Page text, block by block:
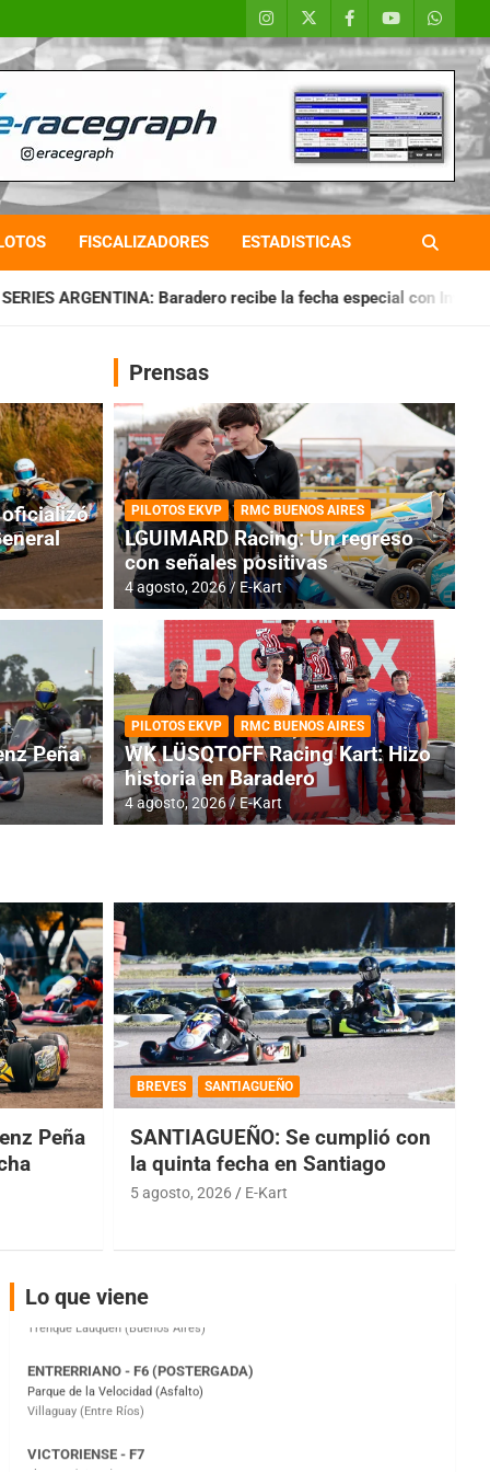
FISCALIZADORES ESTADISTICAS
recibe la fecha especial con Invitados CHAQUEÑO
RMC BUENOS AIRES
Cerró una jornada
oficializó
Peña
Prensas
PILOTOS EKVP RMC BUENOS AIRES
LGUIMARD Racing: Un regreso
con señales positivas
4 agosto, 2026 E-Kart
PILOTOS EKVP RMC BUENOS AIRES
WK LÜSQTOFF Racing Kart: Hizo
historia en Baradero
4 agosto, 2026 E-Kart
Peña
BREVES SANTIAGUEÑO
SANTIAGUEÑO: Se cumplió con
la quinta fecha en Santiago
5 agosto, 2026 E-Kart
Lo que viene
COBERTURA ESPECIAL DE E-KART.COM.AR
08/09-AGO
IAME SERIES ARGENTINA 6
Ramiro Tot (Asfalto)
Parque de la Velocidad (Asfalto)
Victoria (Entre Ríos)